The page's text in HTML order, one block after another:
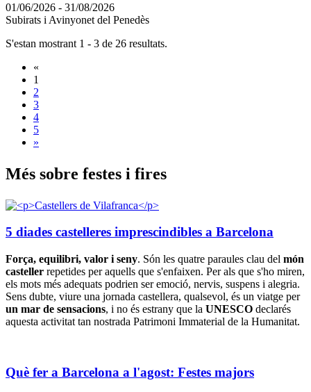
01/06/2026 - 31/08/2026
Subirats i Avinyonet del Penedès
S'estan mostrant 1 - 3 de 26 resultats.
«
1
2
3
4
5
»
Més sobre festes i fires
5 diades castelleres imprescindibles a Barcelona
Força, equilibri, valor i seny. Són les quatre paraules clau del món
casteller repetides per aquells que s'enfaixen. Per als que s'ho miren,
els mots més adequats podrien ser emoció, nervis, suspens i alegria.
Sens dubte, viure una jornada castellera, qualsevol, és un viatge per
un mar de sensacions, i no és estrany que la UNESCO declarés
aquesta activitat tan nostrada Patrimoni Immaterial de la Humanitat.
Què fer a Barcelona a l'agost: Festes majors